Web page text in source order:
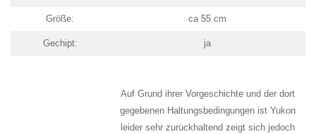
Größe: ca 55 cm
Gechipt: ja
Auf Grund ihrer Vorgeschichte und der dort
gegebenen Haltungsbedingungen ist Yukon
leider sehr zurückhaltend zeigt sich jedoch